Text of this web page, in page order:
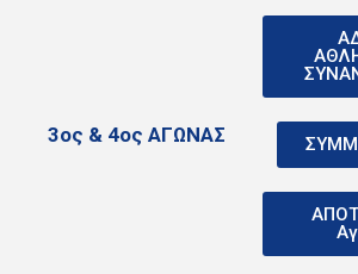
3ος & 4ος ΑΓΩΝΑΣ